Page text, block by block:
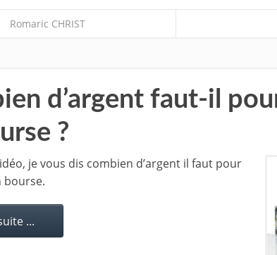
Romaric CHRIST
d’argent faut-il
?
je vous dis combien d’argent il faut pour
bourse.
...